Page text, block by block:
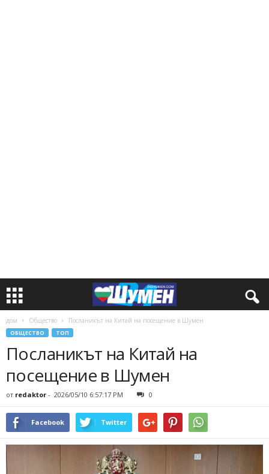
дом Общество Посланикът на Китай на посещение в Шумен
ОБЩЕСТВО ТОП
Посланикът на Китай на
посещение в Шумен
от redaktor - 2026/05/10 6:57:17 PM 0
Facebook Twitter